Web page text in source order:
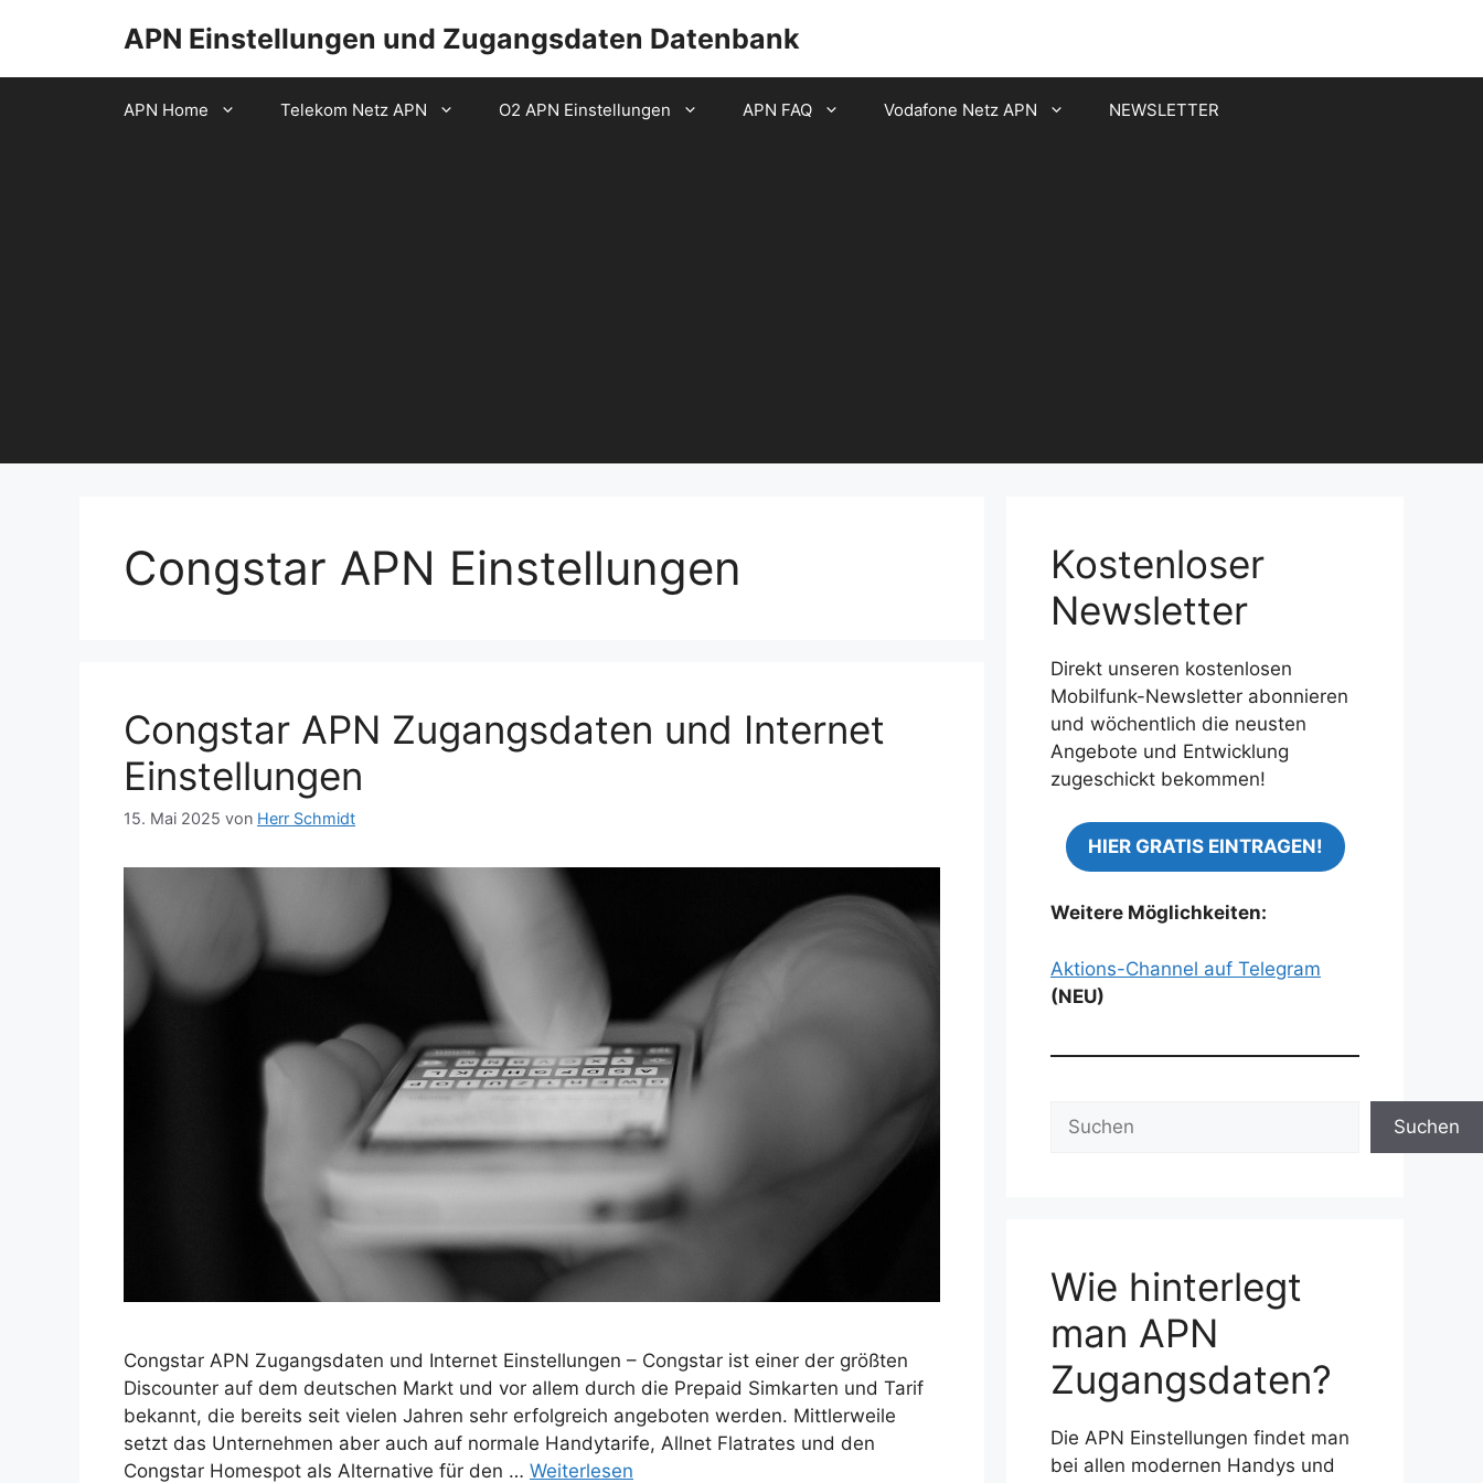
APN Einstellungen und Zugangsdaten Datenbank
APN Home Telekom Netz APN O2 APN Einstellungen APN FAQ Vodafone Netz APN NEWSLETTER
Congstar APN Einstellungen
Congstar APN Zugangsdaten und Internet
Einstellungen
15. Mai 2025 von Herr Schmidt
Congstar APN Zugangsdaten und Internet Einstellungen – Congstar ist einer der größten
Discounter auf dem deutschen Markt und vor allem durch die Prepaid Simkarten und Tarif
bekannt, die bereits seit vielen Jahren sehr erfolgreich angeboten werden. Mittlerweile
setzt das Unternehmen aber auch auf normale Handytarife, Allnet Flatrates und den
Congstar Homespot als Alternative für den … Weiterlesen
Kostenloser
Newsletter
Direkt unseren kostenlosen
Mobilfunk-Newsletter abonnieren
und wöchentlich die neusten
Angebote und Entwicklung
zugeschickt bekommen!
HIER GRATIS EINTRAGEN!
Weitere Möglichkeiten:
Aktions-Channel auf Telegram
(NEU)
Suchen
Wie hinterlegt
man APN
Zugangsdaten?
Die APN Einstellungen findet man
bei allen modernen Handys und